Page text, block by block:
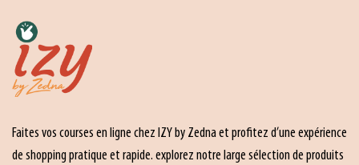
Faites vos courses en ligne chez IZY by Zedna et profitez d’une expérience
de shopping pratique et rapide. explorez notre large sélection de produits